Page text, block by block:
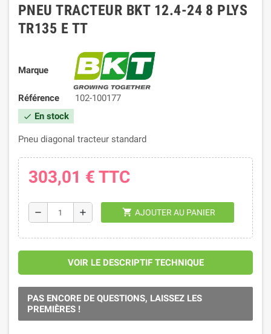
PNEU TRACTEUR BKT 12.4-24 8 PLYS
TR135 E TT
Marque
Référence 102-100177
check En stock
Pneu diagonal tracteur standard
303,01 € TTC
remove add shopping_cart AJOUTER AU PANIER
VOIR LE DESCRIPTIF TECHNIQUE
PAS ENCORE DE QUESTIONS, LAISSEZ LES
PREMIÈRES !